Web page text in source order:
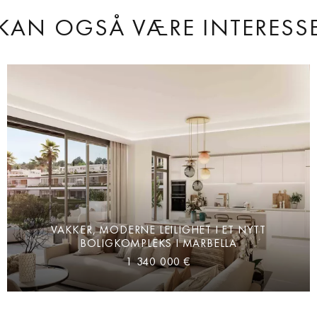
OGSÅ VÆRE
VAKKER, MODERNE LEILIGHET I ET NYTT
BOLIGKOMPLEKS I MARBELLA
1 340 000 €